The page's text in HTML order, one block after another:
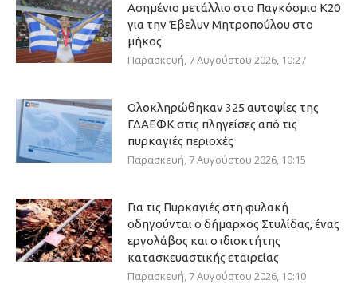
Ασημένιο μετάλλιο στο Παγκόσμιο Κ20
για την Έβελυν Μητροπούλου στο
μήκος
Παρασκευή, 7 Αυγούστου 2026, 10:27
Ολοκληρώθηκαν 325 αυτοψίες της
ΓΔΑΕΦΚ στις πληγείσες από τις
πυρκαγιές περιοχές
Παρασκευή, 7 Αυγούστου 2026, 10:15
Για τις Πυρκαγιές στη φυλακή
οδηγούνται ο δήμαρχος Στυλίδας, ένας
εργολάβος και ο ιδιοκτήτης
κατασκευαστικής εταιρείας
Παρασκευή, 7 Αυγούστου 2026, 10:10